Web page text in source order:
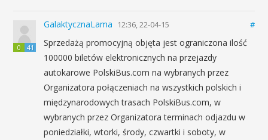
0 41
GalaktycznaLama 12:36, 22-04-15 #
Sprzedażą promocyjną objęta jest ograniczona ilość
100000 biletów elektronicznych na przejazdy
autokarowe PolskiBus.com na wybranych przez
Organizatora połączeniach na wszystkich polskich i
międzynarodowych trasach PolskiBus.com, w
wybranych przez Organizatora terminach odjazdu w
poniedziałki, wtorki, środy, czwartki i soboty, w